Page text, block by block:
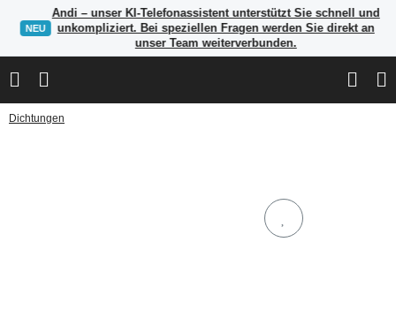
NEU
Andi – unser KI-Telefonassistent unterstützt Sie schnell und
unkompliziert. Bei speziellen Fragen werden Sie direkt an
unser Team weiterverbunden.
Dichtungen